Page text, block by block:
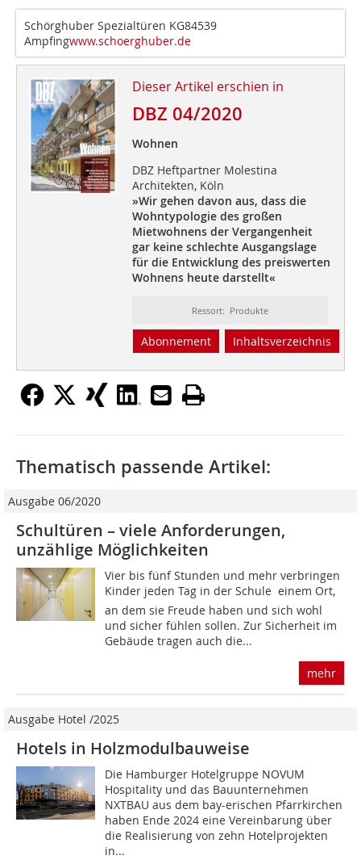
Schörghuber Spezialtüren KG84539
Ampfingwww.schoerghuber.de
Dieser Artikel erschien in
DBZ 04/2020
Wohnen
DBZ Heftpartner Molestina
Architekten, Köln
»Wir gehen davon aus, dass die
Wohntypologie des großen
Mietwohnens der Vergangenheit
gar keine schlechte Ausgangslage
für die Entwicklung des preiswerten
Wohnens heute darstellt«
Ressort: Produkte
Abonnement Inhaltsverzeichnis
Thematisch passende Artikel:
Ausgabe 06/2020
Schultüren – viele Anforderungen,
unzählige Möglichkeiten
Vier bis fünf Stunden und mehr verbringen
Kinder jeden Tag in der Schule  einem Ort,
an dem sie Freude haben und sich wohl
und sicher fühlen sollen. Zur Sicherheit im
Gebäude tragen auch die...
mehr
Ausgabe Hotel /2025
Hotels in Holzmodulbauweise
Die Hamburger Hotelgruppe NOVUM
Hospitality und das Bauunternehmen
NXTBAU aus dem bay-erischen Pfarrkirchen
haben Ende 2024 eine Vereinbarung über
die Realisierung von zehn Hotelprojekten
in...